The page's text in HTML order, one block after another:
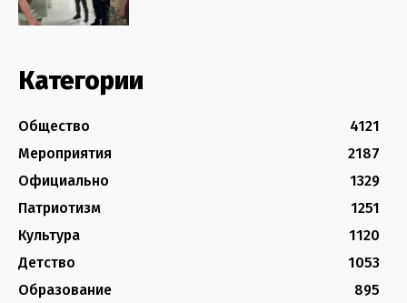
Категории
Общество
4121
Мероприятия
2187
Официально
1329
Патриотизм
1251
Культура
1120
Детство
1053
Образование
895